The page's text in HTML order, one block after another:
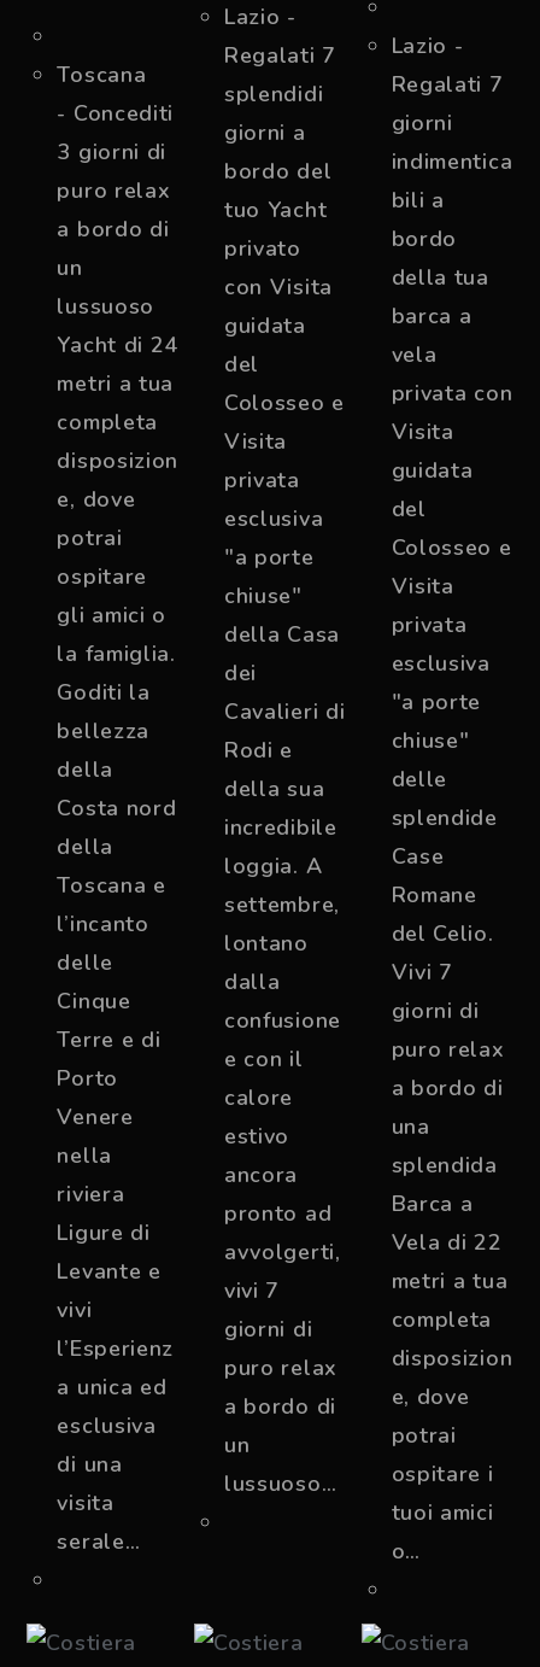
Toscana
- Concediti
3 giorni di
puro relax
a bordo di
un
lussuoso
Yacht di 24
metri a tua
completa
disposizion
e, dove
potrai
ospitare
gli amici o
la famiglia.
Goditi la
bellezza
della
Costa nord
della
Toscana e
l’incanto
delle
Cinque
Terre e di
Porto
Venere
nella
riviera
Ligure di
Levante e
vivi
l’Esperienz
a unica ed
esclusiva
di una
visita
serale…
Lazio -
Regalati 7
splendidi
giorni a
bordo del
tuo Yacht
privato
con Visita
guidata
del
Colosseo e
Visita
privata
esclusiva
"a porte
chiuse"
della Casa
dei
Cavalieri di
Rodi e
della sua
incredibile
loggia. A
settembre,
lontano
dalla
confusione
e con il
calore
estivo
ancora
pronto ad
avvolgerti,
vivi 7
giorni di
puro relax
a bordo di
un
lussuoso…
Lazio -
Regalati 7
giorni
indimentica
bili a
bordo
della tua
barca a
vela
privata con
Visita
guidata
del
Colosseo e
Visita
privata
esclusiva
"a porte
chiuse"
delle
splendide
Case
Romane
del Celio.
Vivi 7
giorni di
puro relax
a bordo di
una
splendida
Barca a
Vela di 22
metri a tua
completa
disposizion
e, dove
potrai
ospitare i
tuoi amici
o…